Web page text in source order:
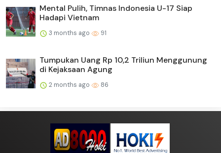
Mental Pulih, Timnas Indonesia U-17 Siap
Hadapi Vietnam
3 months ago 91
Tumpukan Uang Rp 10,2 Triliun Menggunung
di Kejaksaan Agung
2 months ago 86